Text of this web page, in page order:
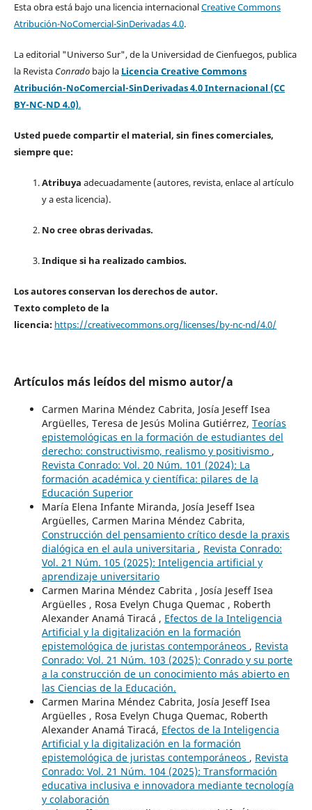
Esta obra está bajo una licencia internacionalCreative Commons
Atribución-NoComercial-SinDerivadas 4.0.
La editorial "Universo Sur", de la Universidad de Cienfuegos, publica
la Revista Conradobajo la Licencia Creative Commons
Atribución-NoComercial-SinDerivadas 4.0 Internacional (CC
BY-NC-ND 4.0).
Usted puede compartir el material, sin fines comerciales,
siempre que:
Atribuya adecuadamente (autores, revista, enlace al artículo
y a esta licencia).
No cree obras derivadas.
Indique si ha realizado cambios.
Los autores conservan los derechos de autor.
Texto completo de la
licencia: https://creativecommons.org/licenses/by-nc-nd/4.0/
Artículos más leídos del mismo autor/a
Carmen Marina Méndez Cabrita, Josía Jeseff Isea
Argüelles, Teresa de Jesús Molina Gutiérrez, Teorías
epistemológicas en la formación de estudiantes del
derecho: constructivismo, realismo y positivismo ,
Revista Conrado: Vol. 20 Núm. 101 (2024): La
formación académica y científica: pilares de la
Educación Superior
María Elena Infante Miranda, Josía Jeseff Isea
Argüelles, Carmen Marina Méndez Cabrita,
Construcción del pensamiento crítico desde la praxis
dialógica en el aula universitaria , Revista Conrado:
Vol. 21 Núm. 105 (2025): Inteligencia artificial y
aprendizaje universitario
Carmen Marina Méndez Cabrita , Josía Jeseff Isea
Argüelles , Rosa Evelyn Chuga Quemac , Roberth
Alexander Anamá Tiracá , Efectos de la Inteligencia
Artificial y la digitalización en la formación
epistemológica de juristas contemporáneos , Revista
Conrado: Vol. 21 Núm. 103 (2025): Conrado y su porte
a la construcción de un conocimiento más abierto en
las Ciencias de la Educación.
Carmen Marina Méndez Cabrita, Josía Jeseff Isea
Argüelles , Rosa Evelyn Chuga Quemac, Roberth
Alexander Anamá Tiracá, Efectos de la Inteligencia
Artificial y la digitalización en la formación
epistemológica de juristas contemporáneos , Revista
Conrado: Vol. 21 Núm. 104 (2025): Transformación
educativa inclusiva e innovadora mediante tecnología
y colaboración